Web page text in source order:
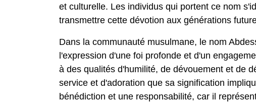
et culturelle. Les individus qui portent ce nom
transmettre cette dévotion aux générations
Dans la communauté musulmane, le nom
l'expression d'une foi profonde et d'un
à des qualités d'humilité, de dévouement et de
service et d'adoration que sa signification
bénédiction et une responsabilité, car il